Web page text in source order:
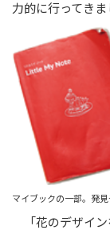
力的に行ってきま
マイブックの一部。発
「花のデザイ